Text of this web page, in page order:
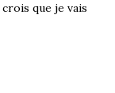
que je vais